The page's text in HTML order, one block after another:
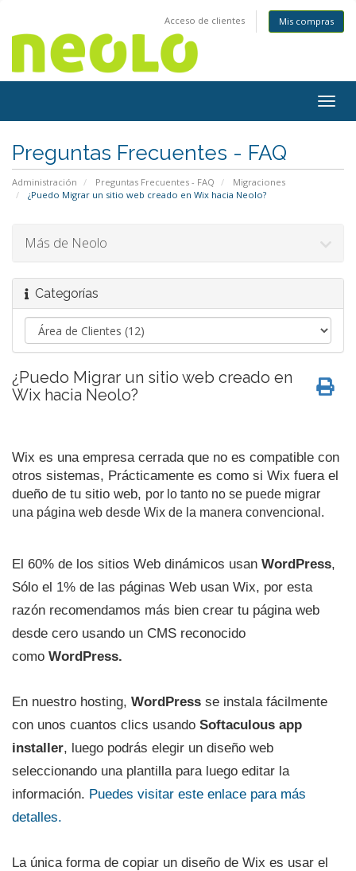
Acceso de clientes Mis compras
Preguntas Frecuentes - FAQ
Administración Preguntas Frecuentes - FAQ
Migraciones
¿Puedo Migrar un sitio web creado en Wix hacia Neolo?
Más de Neolo
Categorías
¿Puedo Migrar un sitio web creado en
Wix hacia Neolo?
Wix es una empresa cerrada que no es compatible con
otros sistemas, Prácticamente es como si Wix fuera el
dueño de tu sitio web, por lo tanto no se puede migrar
una página web desde Wix de la manera convencional.
El 60% de los sitios Web dinámicos usan WordPress,
Sólo el 1% de las páginas Web usan Wix, por esta
razón recomendamos más bien crear tu página web
desde cero usando un CMS reconocido
como WordPress.
En nuestro hosting, WordPress se instala fácilmente
con unos cuantos clics usando Softaculous app
installer, luego podrás elegir un diseño web
seleccionando una plantilla para luego editar la
información. Puedes visitar este enlace para más
detalles.
La única forma de copiar un diseño de Wix es usar el